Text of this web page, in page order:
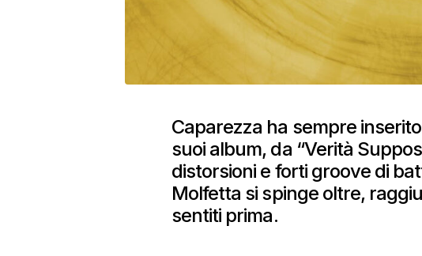
Caparezza ha sempre
suoi album, da “Verità
distorsioni e forti groove di
Molfetta si spinge oltre,
sentiti prima.